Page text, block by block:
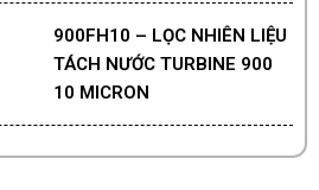
900FH10 – LỌC NHIÊN LIỆU
TÁCH NƯỚC TURBINE 900
10 MICRON